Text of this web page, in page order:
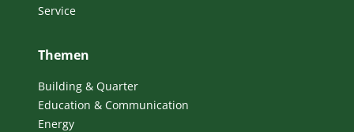
Service
Themen
Building & Quarter
Education & Communication
Energy